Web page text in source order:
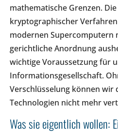
mathematische Grenzen.
kryptographischer
modernen Supercomputern
gerichtliche Anordnung
wichtige Voraussetzung für
Informationsgesellschaft.
Verschlüsselung können wir
Technologien nicht mehr
Was sie eigentlich wollen: